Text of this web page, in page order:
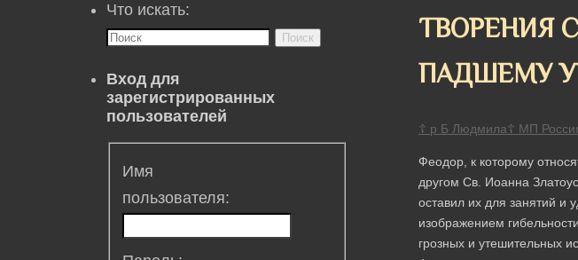
ТВОРЕНИЯ
ПАДШЕМУ
☦ р Б Людмила☦ МП
Феодор, к которому
другом Св. Иоанна
оставил их для занятий и
изображением
грозных и утешительных
Что искать:
Поиск
Вход для
зарегистрированных
пользователей
Имя
пользователя: